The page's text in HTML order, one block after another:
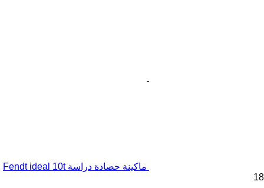
ماكينة حصادة دراسة Fendt ideal 10t
18